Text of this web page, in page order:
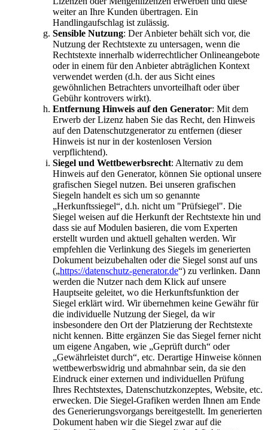
weiter an Ihre Kunden übertragen. Ein
Handlingaufschlag ist zulässig.
Sensible Nutzung: Der Anbieter behält sich vor, die
Nutzung der Rechtstexte zu untersagen, wenn die
Rechtstexte innerhalb widerrechtlicher Onlineangebote
oder in einem für den Anbieter abträglichen Kontext
verwendet werden (d.h. der aus Sicht eines
gewöhnlichen Betrachters unvorteilhaft oder über
Gebühr kontrovers wirkt).
Entfernung Hinweis auf den Generator: Mit dem
Erwerb der Lizenz haben Sie das Recht, den Hinweis
auf den Datenschutzgenerator zu entfernen (dieser
Hinweis ist nur in der kostenlosen Version
verpflichtend).
Siegel und Wettbewerbsrecht: Alternativ zu dem
Hinweis auf den Generator, können Sie optional unsere
grafischen Siegel nutzen. Bei unseren grafischen
Siegeln handelt es sich um so genannte
„Herkunftssiegel“, d.h. nicht um "Prüfsiegel". Die
Siegel weisen auf die Herkunft der Rechtstexte hin und
dass sie auf Modulen basieren, die vom Experten
erstellt wurden und aktuell gehalten werden. Wir
empfehlen die Verlinkung des Siegels im generierten
Dokument beizubehalten oder die Siegel sonst auf uns
(„https://datenschutz-generator.de“) zu verlinken. Dann
werden die Nutzer nach dem Klick auf unsere
Hauptseite geleitet, wo die Herkunftsfunktion der
Siegel erklärt wird. Wir übernehmen keine Gewähr für
die individuelle Nutzung der Siegel, da wir
insbesondere den Ort der Platzierung der Rechtstexte
nicht kennen. Bitte ergänzen Sie das Siegel ferner nicht
um eigene Angaben, wie „Geprüft durch“ oder
„Gewährleistet durch“, etc. Derartige Hinweise können
wettbewerbswidrig und abmahnbar sein, da sie den
Eindruck einer externen und individuellen Prüfung
Ihres Rechtstextes, Datenschutzkonzeptes, Website, etc.
erwecken. Die Siegel-Grafiken werden Ihnen am Ende
des Generierungsvorgangs bereitgestellt. Im generierten
Dokument haben wir die Siegel zwar auf die